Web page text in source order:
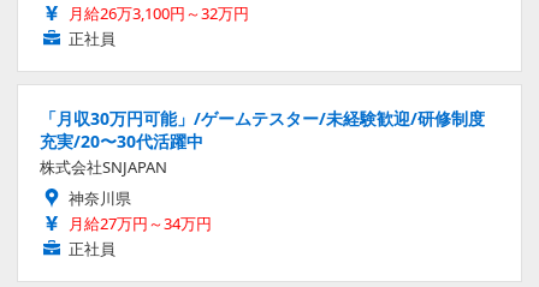
月給26万3,100円～32万円
正社員
「月収30万円可能」/ゲームテスター/未経験歓迎/研修制度
充実/20〜30代活躍中
株式会社SNJAPAN
神奈川県
月給27万円～34万円
正社員